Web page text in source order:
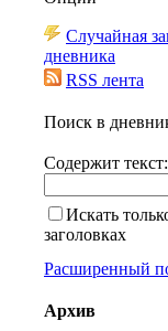
Случайная
дневника
RSS лента
Поиск в
Содержит текст:
Искать
заголовках
Расширенный
Архив